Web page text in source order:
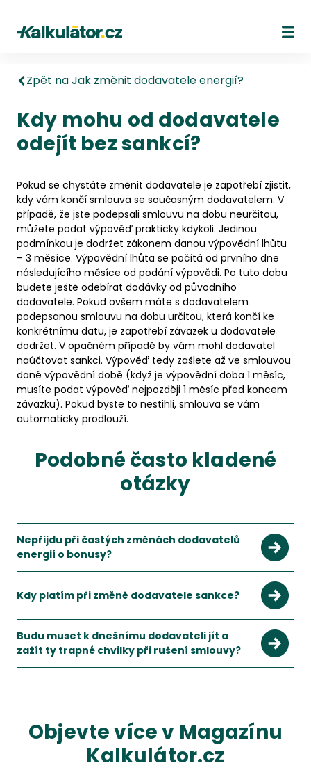
Kalkulátor.cz
Zpět na Jak změnit dodavatele energií?
Kdy mohu od dodavatele
odejít bez sankcí?
Pokud se chystáte změnit dodavatele je zapotřebí zjistit,
kdy vám končí smlouva se současným dodavatelem. V
případě, že jste podepsali smlouvu na dobu neurčitou,
můžete podat výpověď prakticky kdykoli. Jedinou
podmínkou je dodržet zákonem danou výpovědní lhůtu
– 3 měsíce. Výpovědní lhůta se počítá od prvního dne
následujícího měsíce od podání výpovědi. Po tuto dobu
budete ještě odebírat dodávky od původního
dodavatele. Pokud ovšem máte s dodavatelem
podepsanou smlouvu na dobu určitou, která končí ke
konkrétnímu datu, je zapotřebí závazek u dodavatele
dodržet. V opačném případě by vám mohl dodavatel
naúčtovat sankci. Výpověď tedy zašlete až ve smlouvou
dané výpovědní době (když je výpovědní doba 1 měsíc,
musíte podat výpověď nejpozději 1 měsíc před koncem
závazku). Pokud byste to nestihli, smlouva se vám
automaticky prodlouží.
Podobné často kladené
otázky
Nepřijdu při častých změnách dodavatelů
energií o bonusy?
Kdy platím při změně dodavatele sankce?
Budu muset k dnešnímu dodavateli jít a
zažít ty trapné chvilky při rušení smlouvy?
Objevte více v Magazínu
Kalkulátor.cz